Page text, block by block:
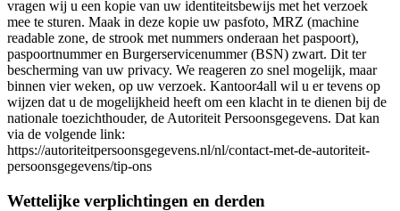
vragen wij u een kopie van uw identiteitsbewijs met het verzoek
mee te sturen. Maak in deze kopie uw pasfoto, MRZ (machine
readable zone, de strook met nummers onderaan het paspoort),
paspoortnummer en Burgerservicenummer (BSN) zwart. Dit ter
bescherming van uw privacy. We reageren zo snel mogelijk, maar
binnen vier weken, op uw verzoek. Kantoor4all wil u er tevens op
wijzen dat u de mogelijkheid heeft om een klacht in te dienen bij de
nationale toezichthouder, de Autoriteit Persoonsgegevens. Dat kan
via de volgende link:
https://autoriteitpersoonsgegevens.nl/nl/contact-met-de-autoriteit-
persoonsgegevens/tip-ons
Wettelijke verplichtingen en derden